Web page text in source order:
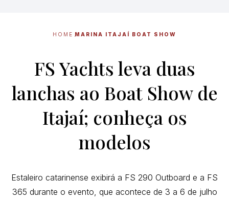
HOME MARINA ITAJAÍ BOAT SHOW
FS Yachts leva duas
lanchas ao Boat Show de
Itajaí; conheça os
modelos
Estaleiro catarinense exibirá a FS 290 Outboard e a FS
365 durante o evento, que acontece de 3 a 6 de julho